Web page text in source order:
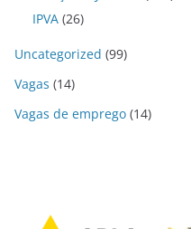
IPVA (26)
Uncategorized (99)
Vagas (14)
Vagas de emprego (14)